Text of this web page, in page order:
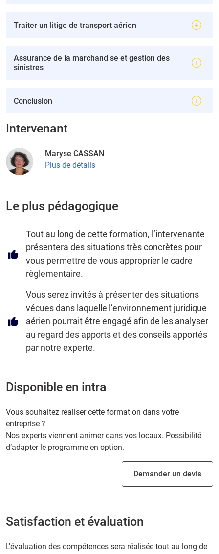
Traiter un litige de transport aérien
Assurance de la marchandise et gestion des
sinistres
Conclusion
Intervenant
Maryse CASSAN
Plus de détails
Le plus pédagogique
Tout au long de cette formation, l’intervenante
présentera des situations très concrètes pour
vous permettre de vous approprier le cadre
règlementaire.
Vous serez invités à présenter des situations
vécues dans laquelle l’environnement juridique
aérien pourrait être engagé afin de les analyser
au regard des apports et des conseils apportés
par notre experte.
Disponible en intra
Vous souhaitez réaliser cette formation dans votre
entreprise ?
Nos experts viennent animer dans vos locaux. Possibilité
d’adapter le programme en option.
Demander un devis
Satisfaction et évaluation
L'évaluation des compétences sera réalisée tout au long de